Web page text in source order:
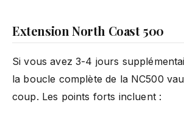
Extension North Coast 500
Si vous avez 3-4 jours
la boucle complète de la NC500
coup. Les points forts incluent :